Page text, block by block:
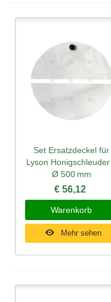
Set Ersatzdeckel für
Lyson
Ø 500 mm
€ 56,12
Warenkorb
Mehr sehen